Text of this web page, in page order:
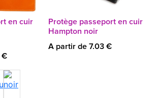
en cuir
€
Protège passeport en cuir
Hampton noir
A partir de 7.03 €